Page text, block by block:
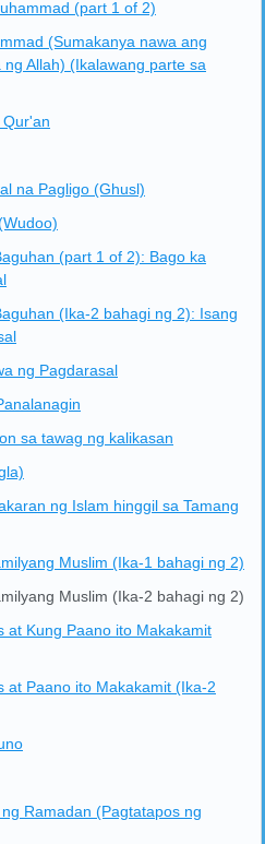
(part 1 of 2)
(Sumakanya nawa ang
Allah) (Ikalawang parte sa
na Pagligo (Ghusl)
(part 1 of 2): Bago ka
(Ika-2 bahagi ng 2): Isang
ng Pagdarasal
sa tawag ng kalikasan
ng Islam hinggil sa Tamang
Muslim (Ika-1 bahagi ng 2)
Muslim (Ika-2 bahagi ng 2)
at Kung Paano ito Makakamit
at Paano ito Makakamit (Ika-2
Ramadan (Pagtatapos ng